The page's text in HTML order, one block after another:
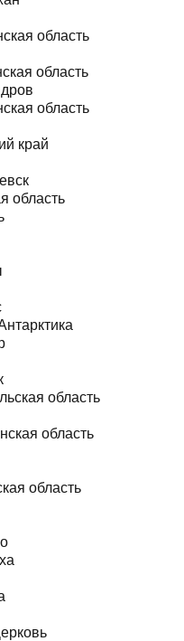
область
область
область
край
область
область
область
область